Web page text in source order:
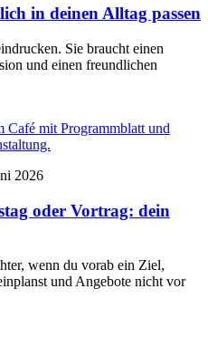
in deinen Alltag passen
Sie braucht einen
und einen freundlichen
2026
oder Vortrag: dein
wenn du vorab ein Ziel,
und Angebote nicht vor